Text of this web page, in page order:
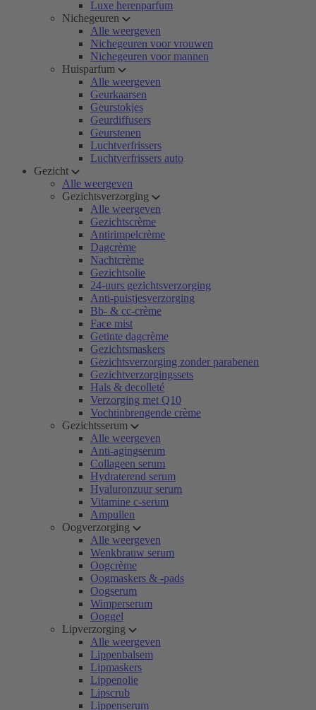
Luxe herenparfum
Nichegeuren
Alle weergeven
Nichegeuren voor vrouwen
Nichegeuren voor mannen
Huisparfum
Alle weergeven
Geurkaarsen
Geurstokjes
Geurdiffusers
Geurstenen
Luchtverfrissers
Luchtverfrissers auto
Gezicht
Alle weergeven
Gezichtsverzorging
Alle weergeven
Gezichtscrème
Antirimpelcrème
Dagcrème
Nachtcrème
Gezichtsolie
24-uurs gezichtsverzorging
Anti-puistjesverzorging
Bb- & cc-crème
Face mist
Getinte dagcrème
Gezichtsmaskers
Gezichtsverzorging zonder parabenen
Gezichtverzorgingssets
Hals & decolleté
Verzorging met Q10
Vochtinbrengende crème
Gezichtsserum
Alle weergeven
Anti-agingserum
Collageen serum
Hydraterend serum
Hyaluronzuur serum
Vitamine c-serum
Ampullen
Oogverzorging
Alle weergeven
Wenkbrauw serum
Oogcrème
Oogmaskers & -pads
Oogserum
Wimperserum
Ooggel
Lipverzorging
Alle weergeven
Lippenbalsem
Lipmaskers
Lippenolie
Lipscrub
Lippenserum